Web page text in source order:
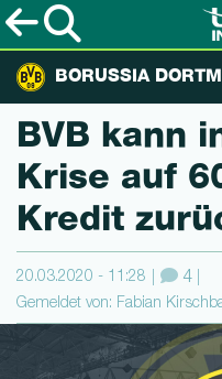
BORUSSIA
BVB kann
Krise auf
Kre­dit
20.03.2020 - 11:28 4
Gemeldet von: Fabian